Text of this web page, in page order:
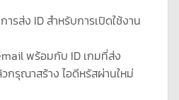
ารส่ง ID สำหรับการเปิดใช้งาน
พร้อมกับ ID เกมที่ส่ง
วกรุณาสร้าง ไอดีหรัสผ่านใหม่